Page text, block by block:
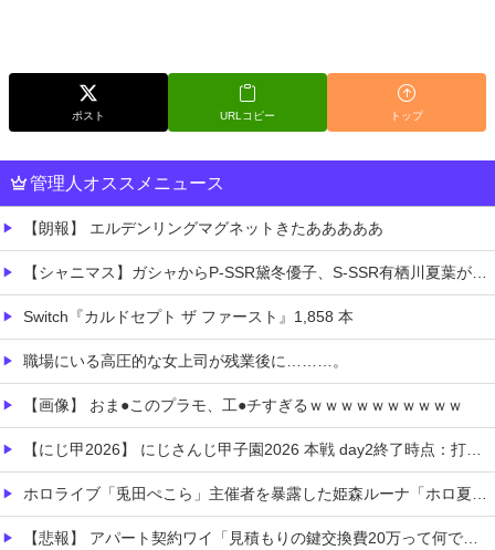
ポスト URLコピー トップ
管理人オススメニュース
【朗報】 エルデンリングマグネットきたあああああ
【シャニマス】ガシャからP-SSR黛冬優子、S-SSR有栖川夏葉が登場！イベントS-SR福丸小糸！
Switch『カルドセプト ザ ファースト』1,858 本
職場にいる高圧的な女上司が残業後に………。
【画像】 おま●このプラモ、工●チすぎるｗｗｗｗｗｗｗｗｗｗ
【にじ甲2026】 にじさんじ甲子園2026 本戦 day2終了時点：打率ランキング
ホロライブ「兎田ぺこら」主催者を暴露した姫森ルーナ「ホロ夏AmongUs」ぺこーら主催！ケモミミリーグに被るから炎上回避しようとした？画像あり
【悲報】 アパート契約ワイ「見積もりの鍵交換費20万って何ですか？」不動産屋「鍵を新しい物に交換したのです」